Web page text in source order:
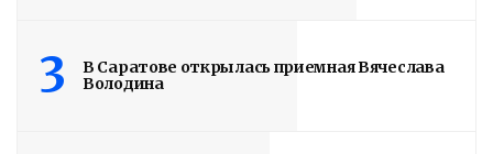
3
В Саратове открылась приемная Вячеслава
Володина